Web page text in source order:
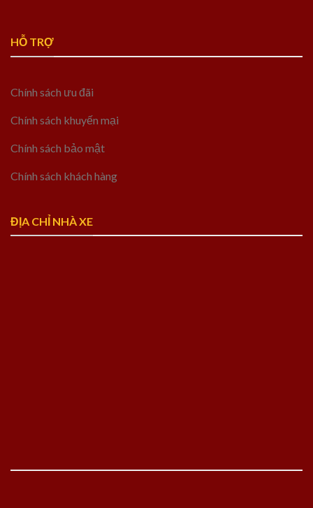
HỖ TRỢ
Chính sách ưu đãi
Chính sách khuyến mại
Chính sách bảo mật
Chính sách khách hàng
ĐỊA CHỈ NHÀ XE